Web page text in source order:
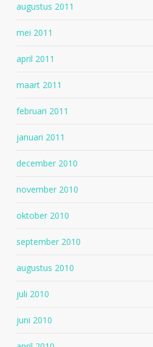
augustus 2011
mei 2011
april 2011
maart 2011
februari 2011
januari 2011
december 2010
november 2010
oktober 2010
september 2010
augustus 2010
juli 2010
juni 2010